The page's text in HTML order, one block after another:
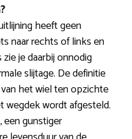
heeft geen
naar rechts of links en
je daarbij onnodig
slijtage. De definitie
het wiel ten opzichte
wegdek wordt afgesteld.
gunstiger